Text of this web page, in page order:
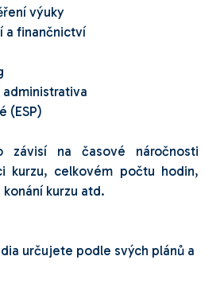
výuky
(ESP)
závisí na časové náročnosti
kurzu, celkovém počtu hodin,
kurzu atd.
určujete podle svých plánů a